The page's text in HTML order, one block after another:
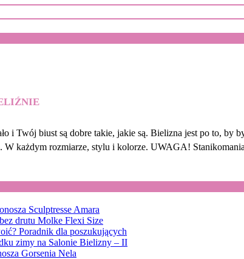
i Twój biust są dobre takie, jakie są. Bielizna jest po to,
W każdym rozmiarze, stylu i kolorze. UWAGA!
Sculptresse Amara
drutu Molke Flexi Size
Poradnik dla poszukujących
zimy na Salonie Bielizny – II
Gorsenia Nela